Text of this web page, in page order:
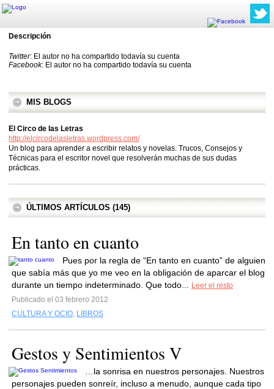
Descripción
Twitter: El autor no ha compartido todavía su cuenta
Facebook: El autor no ha compartido todavía su cuenta
MIS BLOGS
El Circo de las Letras
http://elcircodelasletras.wordpress.com/
Un blog para aprender a escribir relatos y novelas. Trucos, Consejos y
Técnicas para el escritor novel que resolverán muchas de sus dudas
prácticas.
ÚLTIMOS ARTÍCULOS (145)
En tanto en cuanto
Pues por la regla de “En tanto en cuanto” de alguien
que sabía más que yo me veo en la obligación de aparcar el blog
durante un tiempo indeterminado. Que todo...
Leer el resto
Publicado el 03 febrero 2012
CULTURA Y OCIO, LIBROS
Gestos y Sentimientos V
…la sonrisa en nuestros personajes. Nuestros
personajes pueden sonreír, incluso a menudo, aunque cada tipo